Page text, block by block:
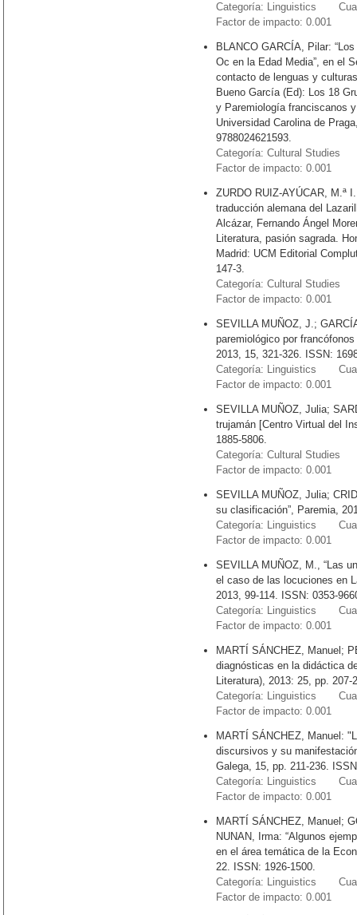
Categoría: Linguistics
Factor de impacto: 0.001
BLANCO GARCÍA, Pilar:
Oc en la Edad Media”, en el
contacto de lenguas y
Bueno García (Ed): Los 18
y Paremiología franciscanos
Universidad Carolina de
9788024621593.
Categoría: Cultural Studies
Factor de impacto: 0.001
ZURDO RUIZ-AYÚCAR, M.ª
traducción alemana del
Alcázar, Fernando Ángel
Literatura, pasión sagrada.
Madrid: UCM Editorial
147-3.
Categoría: Cultural Studies
Factor de impacto: 0.001
SEVILLA MUÑOZ, J.;
paremiológico por
2013, 15, 321-326. ISSN:
Categoría: Linguistics
Factor de impacto: 0.001
SEVILLA MUÑOZ, Julia;
trujamán [Centro Virtual del
1885-5806.
Categoría: Cultural Studies
Factor de impacto: 0.001
SEVILLA MUÑOZ, Julia;
su clasificación”, Paremia,
Categoría: Linguistics
Factor de impacto: 0.001
SEVILLA MUÑOZ, M., “Las
el caso de las locuciones en
2013, 99-114. ISSN: 0353-
Categoría: Linguistics
Factor de impacto: 0.001
MARTÍ SÁNCHEZ, Manuel;
diagnósticas en la didáctica
Literatura), 2013: 25, pp. 207-
Categoría: Linguistics
Factor de impacto: 0.001
MARTÍ SÁNCHEZ, Manuel:
discursivos y su
Galega, 15, pp. 211-236.
Categoría: Linguistics
Factor de impacto: 0.001
MARTÍ SÁNCHEZ, Manuel;
NUNAN, Irma: “Algunos
en el área temática de la
22. ISSN: 1926-1500.
Categoría: Linguistics
Factor de impacto: 0.001